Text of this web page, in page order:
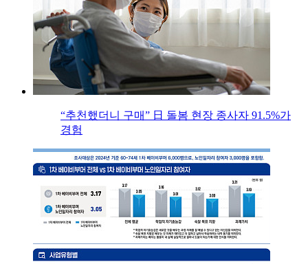
“추천했더니 구매” 日 돌봄 현장 종사자 91.5%가
경험